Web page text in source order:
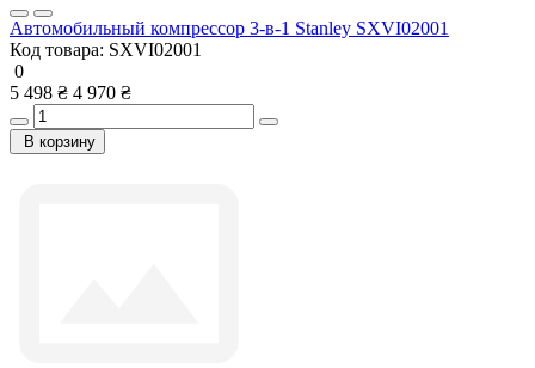
Автомобильный компрессор 3-в-1 Stanley SXVI02001
Код товара: SXVI02001
0
5 498 ₴ 4 970 ₴
В корзину